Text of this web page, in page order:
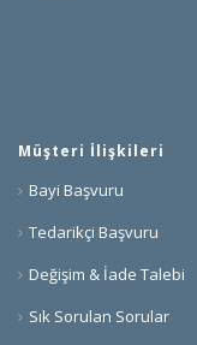
Müşteri İlişkileri
Bayi Başvuru
Tedarikçi Başvuru
Değişim & İade Talebi
Sık Sorulan Sorular